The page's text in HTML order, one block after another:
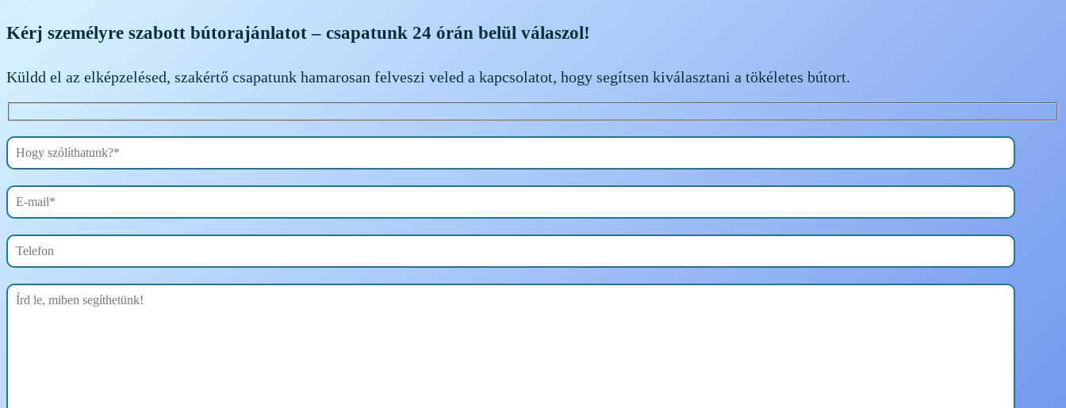
Kérj személyre szabott bútorajánlatot – csapatunk 24 órán belül válaszol!
Küldd el az elképzelésed, szakértő csapatunk hamarosan felveszi veled a kapcsolatot, hogy segítsen kiválasztani a tökéletes bútort.